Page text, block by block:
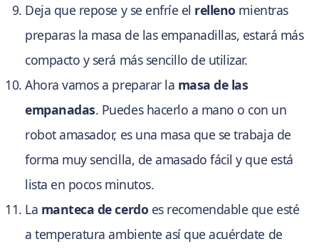
Deja que repose y se enfríe el relleno mientras
preparas la masa de las empanadillas, estará más
compacto y será más sencillo de utilizar.
Ahora vamos a preparar la masa de las
empanadas. Puedes hacerlo a mano o con un
robot amasador, es una masa que se trabaja de
forma muy sencilla, de amasado fácil y que está
lista en pocos minutos.
La manteca de cerdo es recomendable que esté
a temperatura ambiente así que acuérdate de